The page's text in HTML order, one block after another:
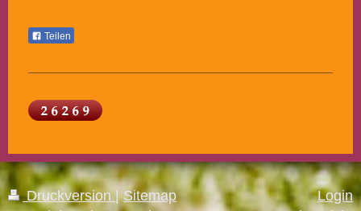
Teilen
Druckversion| Sitemap
Login